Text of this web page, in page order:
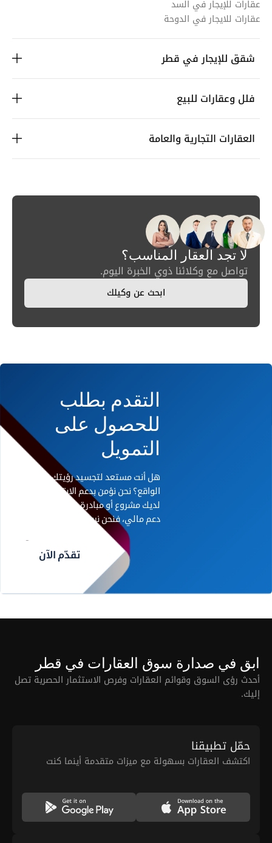
عقارات للإيجار في السد
عقارات للايجار في الدوحة
شقق للإيجار في قطر
فلل وعقارات للبيع
العقارات التجارية والعامة
لا تجد العقار المناسب؟
تواصل مع وكلائنا ذوي الخبرة اليوم.
ابحث عن وكيلك
التقدم بطلب
للحصول على
التمويل
هل أنت مستعد لتجسيد رؤيتك على أرض
الواقع؟ نحن نؤمن بدعم الابتكار. إذا كان
لديك مشروع أو مبادرة رائدة تحتاج إلى
دعم مالي، فنحن نريد أن نسمع منك.
تقدّم الآن
ابق في صدارة سوق العقارات في قطر
أحدث رؤى السوق وقوائم العقارات وفرص الاستثمار الحصرية تصل
إليك.
حمّل تطبيقنا
اكتشف العقارات بسهولة مع ميزات متقدمة أينما كنت